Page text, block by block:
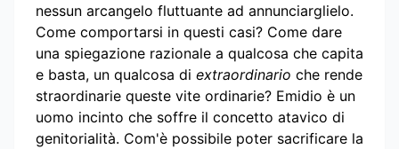
nessun arcangelo fluttuante ad annunciarglielo.
Come comportarsi in questi casi? Come dare
una spiegazione razionale a qualcosa che capita
e basta, un qualcosa di extraordinario che rende
straordinarie queste vite ordinarie? Emidio è un
uomo incinto che soffre il concetto atavico di
genitorialità. Com'è possibile poter sacrificare la